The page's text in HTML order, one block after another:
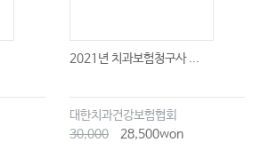
2021년 치과보험청구사 ...
대한치과건강보험협회
30,000
28,500won